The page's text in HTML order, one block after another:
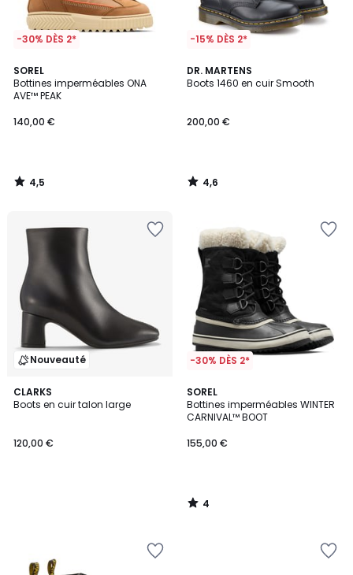
-30% DÈS 2*
SOREL
Bottines imperméables ONA
AVE™ PEAK
140,00 €
4,5
/ 5
4,5
/
-15% DÈS 2*
DR. MARTENS
Boots 1460 en cuir Smooth
200,00 €
4,6
/ 5
4,6
/
Nouveauté
CLARKS
Boots en cuir talon large
120,00 €
-30% DÈS 2*
SOREL
Bottines imperméables WINTER
CARNIVAL™ BOOT
155,00 €
4
/
5
4
/